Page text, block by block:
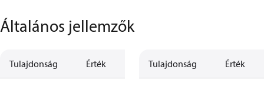
Általános jellemzők
Tulajdonság Érték Tulajdonság Érték